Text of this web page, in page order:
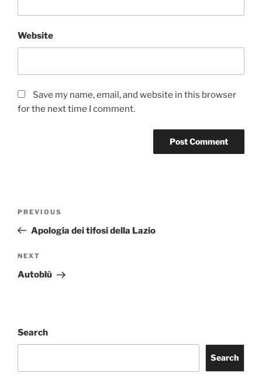
Website
Save my name, email, and website in this browser
for the next time I comment.
Previous
Post
PREVIOUS
Apologia dei tifosi della Lazio
Next
Post
NEXT
Autoblù
Search
Search